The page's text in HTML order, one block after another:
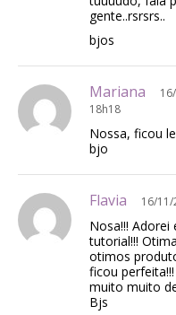
gente..rsrsrs..
bjos
Mariana
18h18
Nossa, ficou
bjo
Flavia 16/11/
Nosa!!! Adorei
tutorial!!!
otimos
ficou
muito muito
Bjs